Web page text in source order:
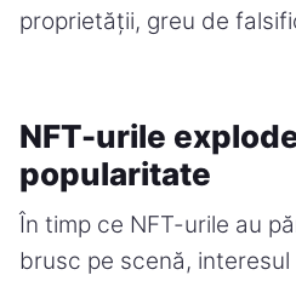
proprietății, greu de
NFT-urile
popularitate
În timp ce NFT-urile au
brusc pe scenă,